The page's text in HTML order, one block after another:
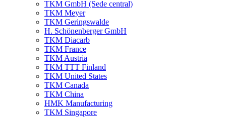
TKM GmbH (Sede central)
TKM Meyer
TKM Geringswalde
H. Schönenberger GmbH
TKM Diacarb
TKM France
TKM Austria
TKM TTT Finland
TKM United States
TKM Canada
TKM China
HMK Manufacturing
TKM Singapore